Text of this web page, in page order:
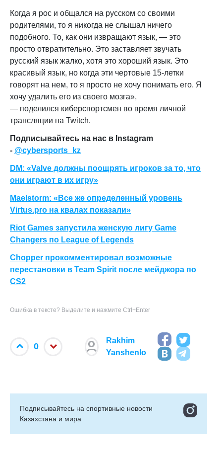
Когда я рос и общался на русском со своими
родителями, то я никогда не слышал ничего
подобного. То, как они извращают язык, — это
просто отвратительно. Это заставляет звучать
русский язык жалко, хотя это хороший язык. Это
красивый язык, но когда эти чертовые 15-летки
говорят на нем, то я просто не хочу понимать его. Я
хочу удалить его из своего мозга»,
— поделился киберспортсмен во время личной
трансляции на Twitch.
Подписывайтесь на нас в Instagram
- @cybersports_kz
DM: «Valve должны поощрять игроков за то, что
они играют в их игру»
Maelstorm: «Все же определенный уровень
Virtus.pro на квалах показали»
Riot Games запустила женскую лигу Game
Changers по League of Legends
Chopper прокомментировал возможные
перестановки в Team Spirit после мейджора по
CS2
Ошибка в тексте? Выделите и нажмите Ctrl+Enter
0
Rakhim
Yanshenlo
Подписывайтесь на cпортивные новости
Казахстана и мира